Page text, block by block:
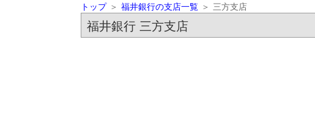
トップ 福井銀行の支店一覧 三方支店
福井銀行 三方支店